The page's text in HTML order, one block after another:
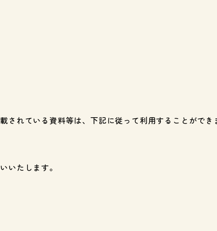
されている資料等は、下記に従って利用することができ
いたします。